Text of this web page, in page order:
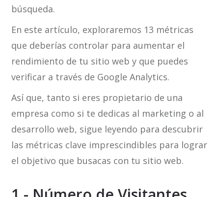
búsqueda.
En este artículo, exploraremos 13 métricas
que deberías controlar para aumentar el
rendimiento de tu sitio web y que puedes
verificar a través de Google Analytics.
Así que, tanto si eres propietario de una
empresa como si te dedicas al marketing o al
desarrollo web, sigue leyendo para descubrir
las métricas clave imprescindibles para lograr
el objetivo que busacas con tu sitio web.